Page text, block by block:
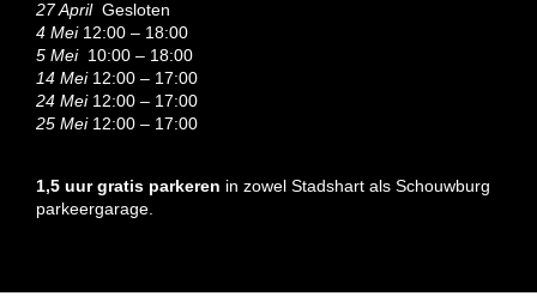
27 AprilGesloten
4 Mei12:00 – 18:00
5 Mei10:00 – 18:00
14 Mei12:00 – 17:00
24 Mei12:00 – 17:00
25 Mei 12:00 – 17:00
1,5 uur gratis parkeren in zowel Stadshart als Schouwburg
parkeergarage.